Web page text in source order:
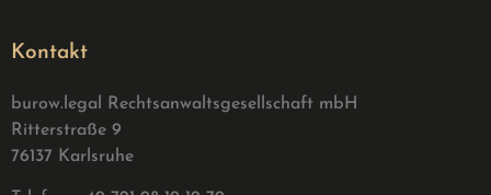
Kontakt
burow.legal Rechtsanwaltsgesellschaft mbH
Ritterstraße 9
76137 Karlsruhe